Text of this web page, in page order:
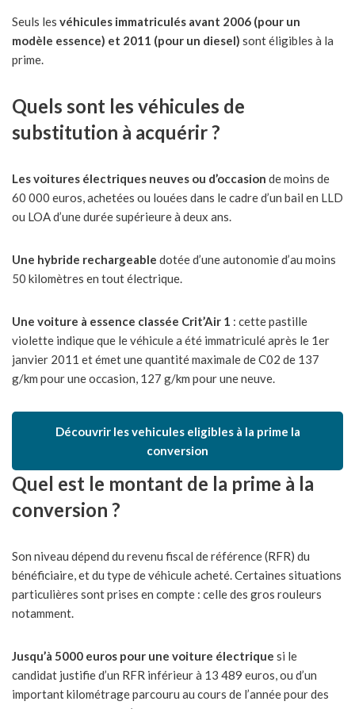
Seuls les véhicules immatriculés avant 2006 (pour un
modèle essence) et 2011 (pour un diesel) sont éligibles à la
prime.
Quels sont les véhicules de
substitution à acquérir ?
Les voitures électriques neuves ou d’occasion de moins de
60 000 euros, achetées ou louées dans le cadre d’un bail en LLD
ou LOA d’une durée supérieure à deux ans.
Une hybride rechargeable dotée d’une autonomie d’au moins
50 kilomètres en tout électrique.
Une voiture à essence classée Crit’Air 1 : cette pastille
violette indique que le véhicule a été immatriculé après le 1er
janvier 2011 et émet une quantité maximale de C02 de 137
g/km pour une occasion, 127 g/km pour une neuve.
Découvrir les vehicules eligibles à la prime la
conversion
Quel est le montant de la prime à la
conversion ?
Son niveau dépend du revenu fiscal de référence (RFR) du
bénéficiaire, et du type de véhicule acheté. Certaines situations
particulières sont prises en compte : celle des gros rouleurs
notamment.
Jusqu’à 5000 euros pour une voiture électrique si le
candidat justifie d’un RFR inférieur à 13 489 euros, ou d’un
important kilométrage parcouru au cours de l’année pour des